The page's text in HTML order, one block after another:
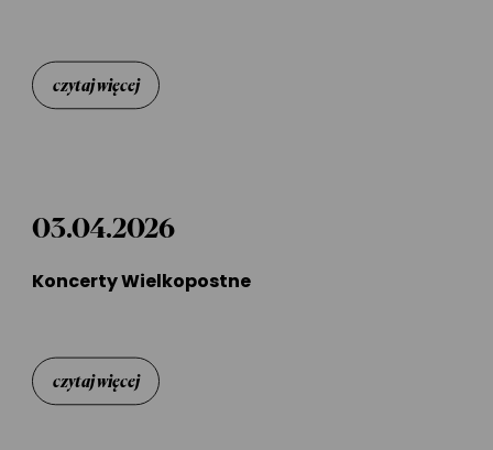
czytaj więcej
03.04.2026
Koncerty Wielkopostne
czytaj więcej